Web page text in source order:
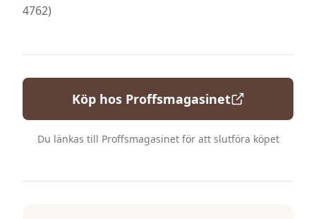
4762)
Köp hos Proffsmagasinet
Du länkas till Proffsmagasinetför att slutföra köpet